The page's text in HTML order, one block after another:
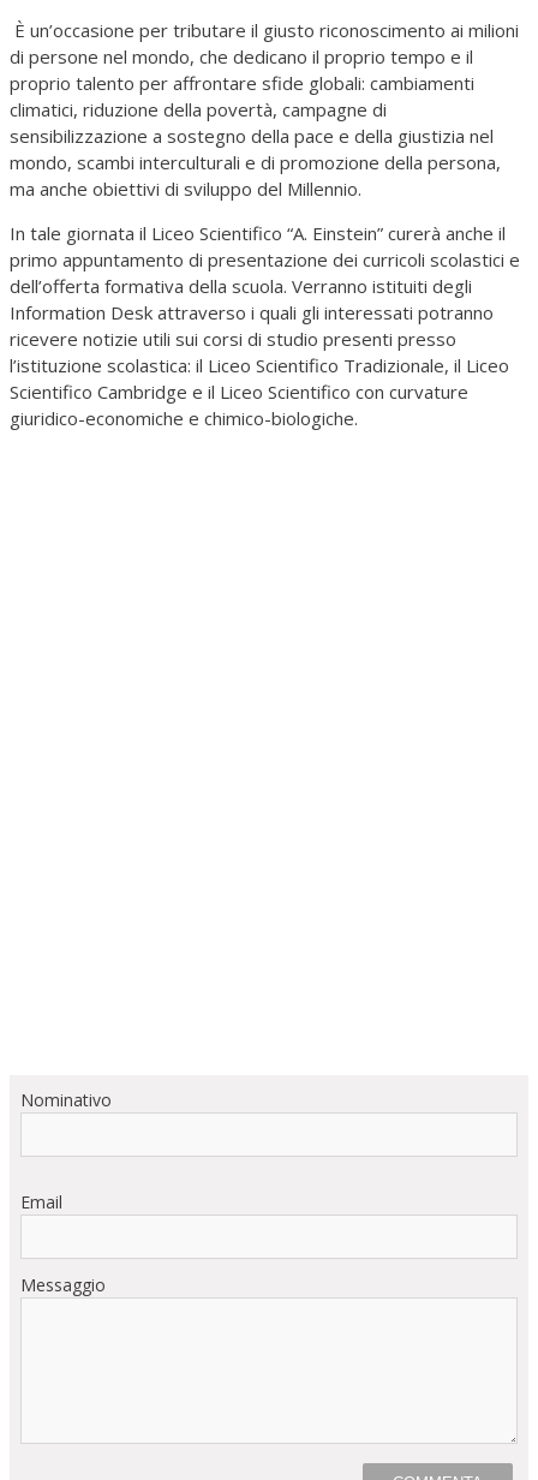
È un’occasione per tributare il giusto riconoscimento ai milioni
di persone nel mondo, che dedicano il proprio tempo e il
proprio talento per affrontare sfide globali: cambiamenti
climatici, riduzione della povertà, campagne di
sensibilizzazione a sostegno della pace e della giustizia nel
mondo, scambi interculturali e di promozione della persona,
ma anche obiettivi di sviluppo del Millennio.
In tale giornata il Liceo Scientifico “A. Einstein” curerà anche il
primo appuntamento di presentazione dei curricoli scolastici e
dell’offerta formativa della scuola. Verranno istituiti degli
Information Desk attraverso i quali gli interessati potranno
ricevere notizie utili sui corsi di studio presenti presso
l’istituzione scolastica: il Liceo Scientifico Tradizionale, il Liceo
Scientifico Cambridge e il Liceo Scientifico con curvature
giuridico-economiche e chimico-biologiche.
Nominativo
Email
Messaggio